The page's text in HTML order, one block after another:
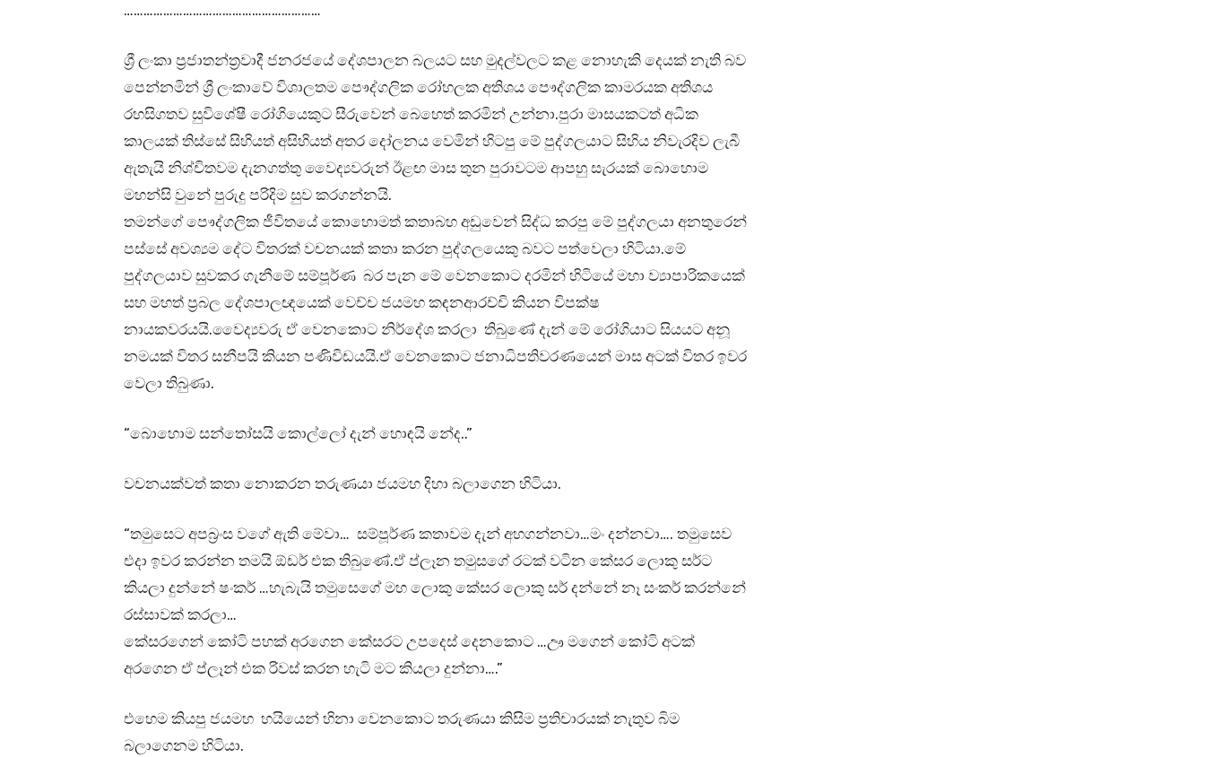
……………………………………………………
ශ්‍රී ලංකා ප්‍රජාතන්ත්‍රවාදී ජනරජයේ දේශපාලන බලයට සහ මුදල්වලට කළ නොහැකි දෙයක් නැති බව
පෙන්නමින් ශ්‍රී ලංකාවේ විශාලතම පෞද්ගලික රෝහලක අතිශය පෞද්ගලික කාමරයක අතිශය
රහසිගතව සුවිශේෂී රෝගියෙකුට සීරුවෙන් බෙහෙත් කරමින් උන්නා.පුරා මාසයකටත් අධික
කාලයක් තිස්සේ සිහියත් අසිහියත් අතර දෝලනය වෙමින් හිටපු මේ පුද්ගලයාට සිහිය නිවැරදිව ලැබී
ඇතැයි නිශ්චිතවම දැනගත්තු වෛද්‍යවරුන් ඊළඟ මාස තුන පුරාවටම ආපහු සැරයක් බොහොම
මහන්සි වුනේ පුරුදු පරිදිම සුව කරගන්නයි.
තමන්ගේ පෞද්ගලික ජීවිතයේ කොහොමත් කතාබහ අඩුවෙන් සිද්ධ කරපු මේ පුද්ගලයා අනතුරෙන්
පස්සේ අවශ්‍යම දේට විතරක් වචනයක් කතා කරන පුද්ගලයෙකු බවට පත්වෙලා හිටියා.මේ
පුද්ගලයාව සුවකර ගැනීමේ සම්පූර්ණ බර පැන මේ වෙනකොට දරමින් හිටියේ මහා ව්‍යාපාරිකයෙක්
සහ මහත් ප්‍රබල දේශපාලඥයෙක් වෙච්ච ජයමහ කඳනආරච්චි කියන විපක්ෂ
නායකවරයයි.වෛද්‍යවරු ඒ වෙනකොට නිර්දේශ කරලා තිබුණේ දැන් මේ රෝගියාට සියයට අනූ
නමයක් විතර සනීපයි කියන පණිවිඩයයි.ඒ වෙනකොට ජනාධිපතිවරණයෙන් මාස අටක් විතර ඉවර
වෙලා තිබුණා.
“බොහොම සන්තෝසයි කොල්ලෝ දැන් හොඳයි නේද..”
වචනයක්වත් කතා නොකරන තරුණයා ජයමහ දිහා බලාගෙන හිටියා.
“තමුසෙට අපබ්‍රංස වගේ ඇති මේවා… සම්පූර්ණ කතාවම දැන් අහගන්නවා…මං දන්නවා…. තමුසෙව
එදා ඉවර කරන්න තමයි ඕඩර් එක තිබුණේ.ඒ ප්ලෑන තමුසගේ රටක් වටින කේසර ලොකු සර්ට
කියලා දුන්නේ ෂංකර් …හැබැයි තමුසෙගේ මහ ලොකු කේසර ලොකු සර් දන්නේ නෑ සංකර් කරන්නේ
රස්සාවක් කරලා…
කේසරගෙන් කෝටි පහක් අරගෙන කේසරට උපදෙස් දෙනකොට …ඌ මගෙන් කෝටි අටක්
අරගෙන ඒ ප්ලෑන් එක රිවස් කරන හැටි මට කියලා දුන්නා….”
එහෙම කියපු ජයමහ හයියෙන් හිනා වෙනකොට තරුණයා කිසිම ප්‍රතිචාරයක් නැතුව බිම
බලාගෙනම හිටියා.